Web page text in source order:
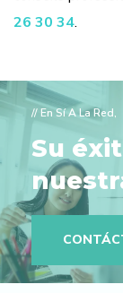
26 30 34.
// En Sí A La Red,
Su